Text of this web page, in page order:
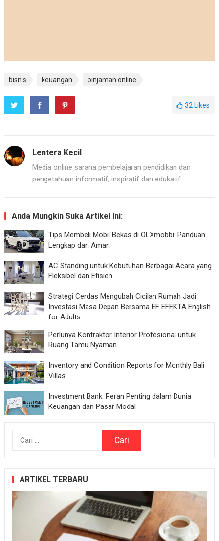
bisnis keuangan pinjaman online
32 Likes
Lentera Kecil
Media online sarana pembelajaran pendidikan dan
pengetahuan informatif, inspiratif dan edukatif
Anda Mungkin Suka Artikel Ini:
Tips Membeli Mobil Bekas di OLXmobbi: Panduan
Lengkap dan Aman
AC Standing untuk Kebutuhan Berbagai Acara yang
Fleksibel dan Efisien
Strategi Cerdas Mengubah Cicilan Rumah Jadi
Investasi Masa Depan Bersama EF EFEKTA English
for Adults
Perlunya Kontraktor Interior Profesional untuk
Ruang Tamu Nyaman
Inventory and Condition Reports for Monthly Bali
Villas
Investment Bank: Peran Penting dalam Dunia
Keuangan dan Pasar Modal
Cari
ARTIKEL TERBARU